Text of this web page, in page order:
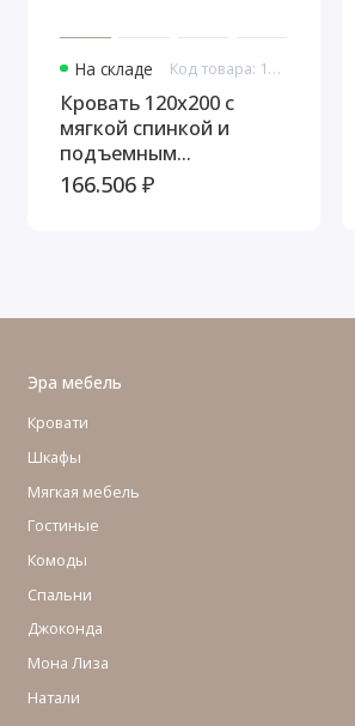
На складе Код товара: 10953
Кровать 120x200 с
мягкой спинкой и
подъемным
механизмом Тиволи,
166.506 ₽
Эра мебель
Кровати
Шкафы
Мягкая мебель
Гостиные
Комоды
Cпальни
Джоконда
Мона Лиза
Натали